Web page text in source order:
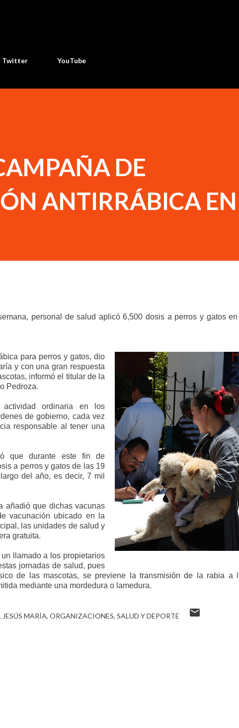
Twitter YouTube
DE
ANTIRRÁBICA
personal de salud aplicó 6,500 dosis a perros y gatos
para perros y gatos, dio
y con una gran respuesta
informó el titular de la
Pedroza.
ordinaria en los
de gobierno, cada vez
responsable al tener una
que durante este fin de
a perros y gatos de las 19
del año, es decir, 7 mil
añadió que dichas vacunas
vacunación ubicado en la
las unidades de salud y
gratuita.
llamado a los propietarios
jornadas de salud, pues
de las mascotas, se previene la transmisión de la rabia a
mediante una mordedura o lamedura.
JESÚS MARÍA ORGANIZACIONES SALUD Y DEPORTE